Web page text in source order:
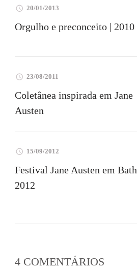
20/01/2013
Orgulho e preconceito | 2010
23/08/2011
Coletânea inspirada em Jane
Austen
15/09/2012
Festival Jane Austen em Bath
2012
4 COMENTÁRIOS